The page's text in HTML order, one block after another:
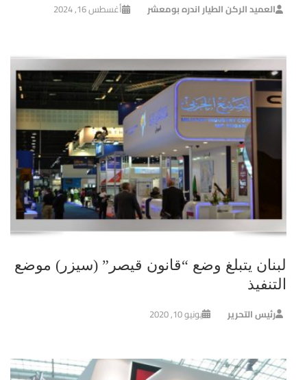
العميد الركن الطيار اندره بومعشر أغسطس 16, 2024
لبنان يتبلغ وضع “قانون قيصر” (سيزر) موضع
التنفيذ
رئيس التحرير يونيو 10, 2020